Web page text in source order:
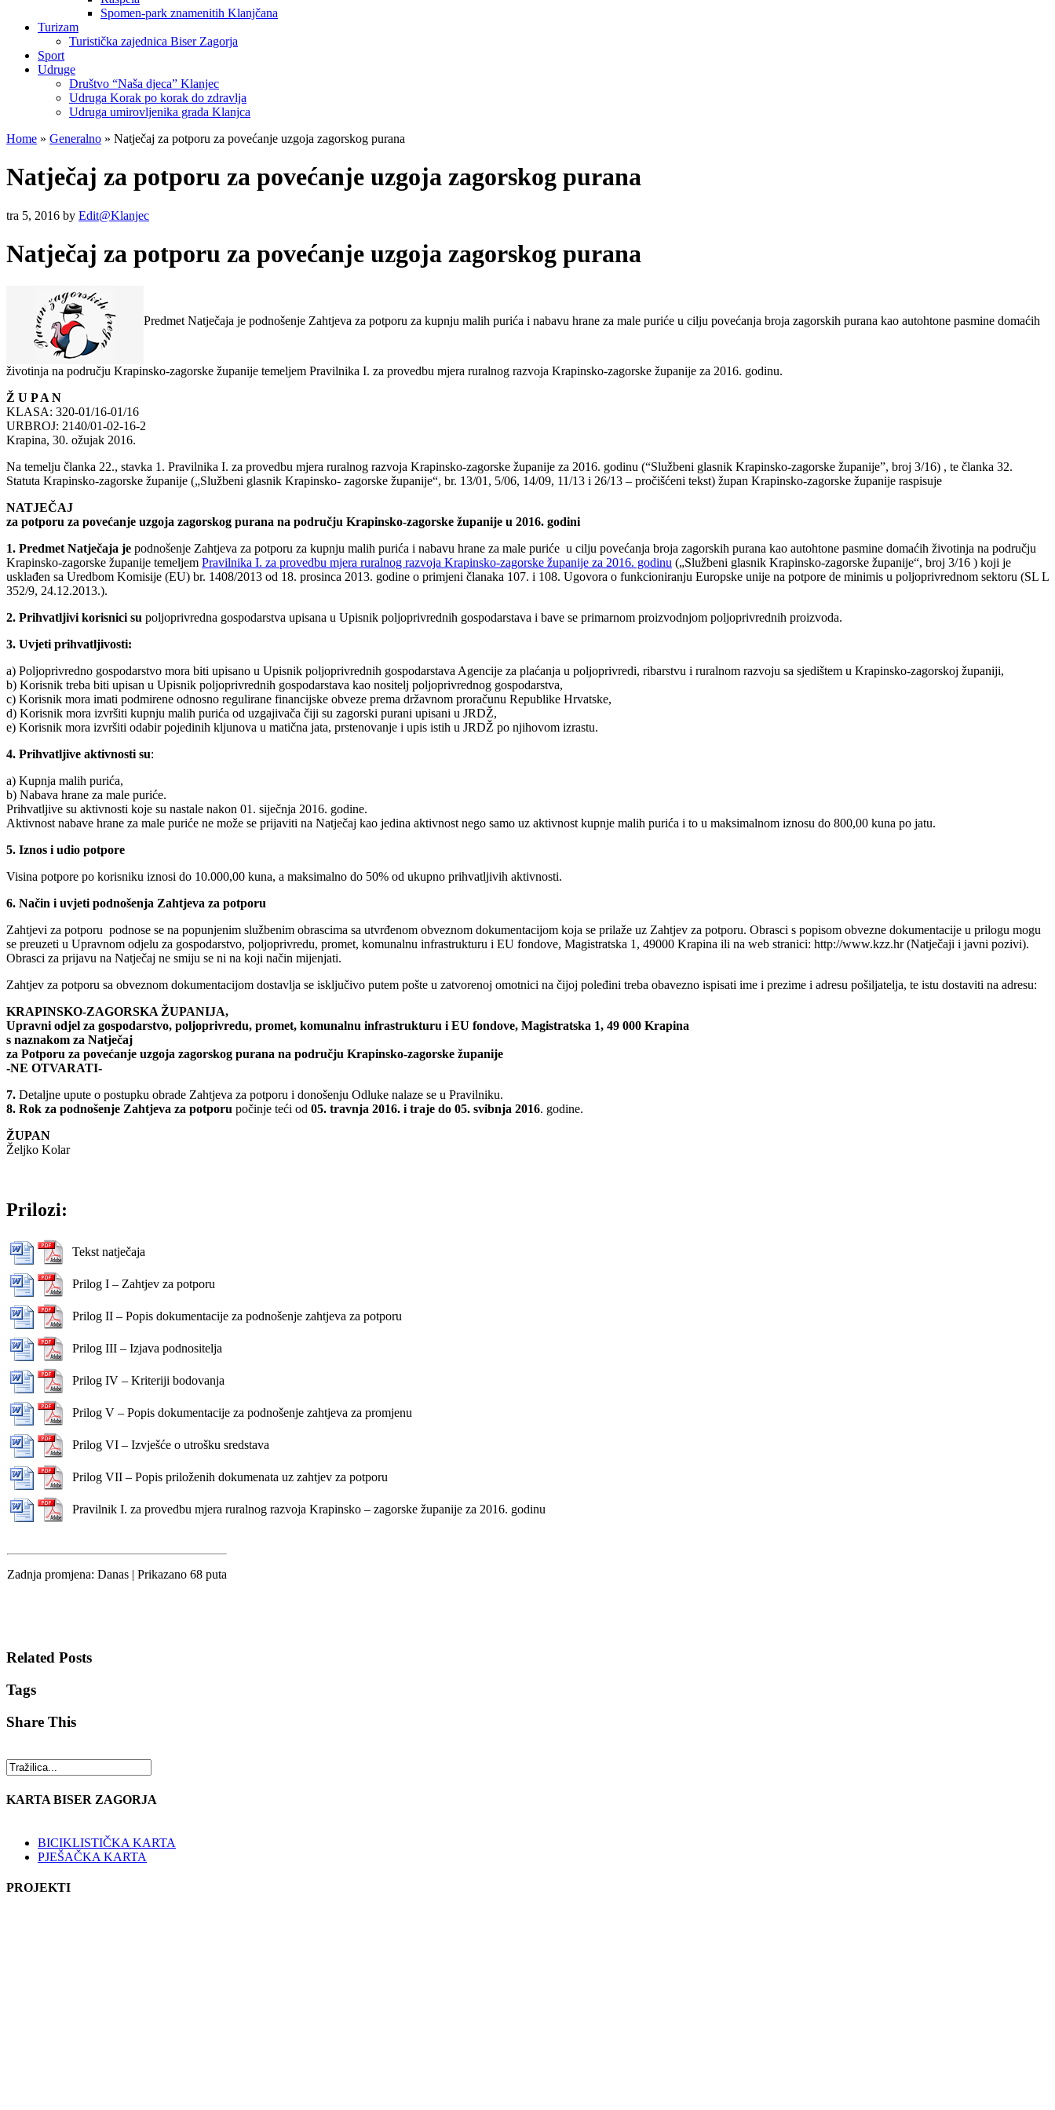
Spomen-park znamenitih Klanjčana
Turizam
Turistička zajednica Biser Zagorja
Sport
Udruge
Društvo “Naša djeca” Klanjec
Udruga Korak po korak do zdravlja
Udruga umirovljenika grada Klanjca
Home » Generalno » Natječaj za potporu za povećanje uzgoja zagorskog purana
Natječaj za potporu za povećanje uzgoja zagorskog purana
tra 5, 2016 by Edit@Klanjec
Natječaj za potporu za povećanje uzgoja zagorskog purana
Predmet Natječaja je podnošenje Zahtjeva za potporu za kupnju malih purića i nabavu hrane za male puriće u cilju povećanja broja zagorskih purana kao autohtone pasmine domaćih
životinja na području Krapinsko-zagorske županije temeljem Pravilnika I. za provedbu mjera ruralnog razvoja Krapinsko-zagorske županije za 2016. godinu.
Ž U P A N
KLASA: 320-01/16-01/16
URBROJ: 2140/01-02-16-2
Krapina, 30. ožujak 2016.
Na temelju članka 22., stavka 1. Pravilnika I. za provedbu mjera ruralnog razvoja Krapinsko-zagorske županije za 2016. godinu (“Službeni glasnik Krapinsko-zagorske županije”, broj 3/16) , te članka 32.
Statuta Krapinsko-zagorske županije („Službeni glasnik Krapinsko- zagorske županije“, br. 13/01, 5/06, 14/09, 11/13 i 26/13 – pročišćeni tekst) župan Krapinsko-zagorske županije raspisuje
NATJEČAJ
za potporu za povećanje uzgoja zagorskog purana na području Krapinsko-zagorske županije u 2016. godini
1. Predmet Natječaja je podnošenje Zahtjeva za potporu za kupnju malih purića i nabavu hrane za male puriće u cilju povećanja broja zagorskih purana kao autohtone pasmine domaćih životinja na području
Krapinsko-zagorske županije temeljem Pravilnika I. za provedbu mjera ruralnog razvoja Krapinsko-zagorske županije za 2016. godinu („Službeni glasnik Krapinsko-zagorske županije“, broj 3/16 ) koji je
usklađen sa Uredbom Komisije (EU) br. 1408/2013 od 18. prosinca 2013. godine o primjeni članaka 107. i 108. Ugovora o funkcioniranju Europske unije na potpore de minimis u poljoprivrednom sektoru (SL L
352/9, 24.12.2013.).
2. Prihvatljivi korisnici su poljoprivredna gospodarstva upisana u Upisnik poljoprivrednih gospodarstava i bave se primarnom proizvodnjom poljoprivrednih proizvoda.
3. Uvjeti prihvatljivosti:
a) Poljoprivredno gospodarstvo mora biti upisano u Upisnik poljoprivrednih gospodarstava Agencije za plaćanja u poljoprivredi, ribarstvu i ruralnom razvoju sa sjedištem u Krapinsko-zagorskoj županiji,
b) Korisnik treba biti upisan u Upisnik poljoprivrednih gospodarstava kao nositelj poljoprivrednog gospodarstva,
c) Korisnik mora imati podmirene odnosno regulirane financijske obveze prema državnom proračunu Republike Hrvatske,
d) Korisnik mora izvršiti kupnju malih purića od uzgajivača čiji su zagorski purani upisani u JRDŽ,
e) Korisnik mora izvršiti odabir pojedinih kljunova u matična jata, prstenovanje i upis istih u JRDŽ po njihovom izrastu.
4. Prihvatljive aktivnosti su:
a) Kupnja malih purića,
b) Nabava hrane za male puriće.
Prihvatljive su aktivnosti koje su nastale nakon 01. siječnja 2016. godine.
Aktivnost nabave hrane za male puriće ne može se prijaviti na Natječaj kao jedina aktivnost nego samo uz aktivnost kupnje malih purića i to u maksimalnom iznosu do 800,00 kuna po jatu.
5. Iznos i udio potpore
Visina potpore po korisniku iznosi do 10.000,00 kuna, a maksimalno do 50% od ukupno prihvatljivih aktivnosti.
6. Način i uvjeti podnošenja Zahtjeva za potporu
Zahtjevi za potporu podnose se na popunjenim službenim obrascima sa utvrđenom obveznom dokumentacijom koja se prilaže uz Zahtjev za potporu. Obrasci s popisom obvezne dokumentacije u prilogu mogu
se preuzeti u Upravnom odjelu za gospodarstvo, poljoprivredu, promet, komunalnu infrastrukturu i EU fondove, Magistratska 1, 49000 Krapina ili na web stranici: http://www.kzz.hr (Natječaji i javni pozivi).
Obrasci za prijavu na Natječaj ne smiju se ni na koji način mijenjati.
Zahtjev za potporu sa obveznom dokumentacijom dostavlja se isključivo putem pošte u zatvorenoj omotnici na čijoj poleđini treba obavezno ispisati ime i prezime i adresu pošiljatelja, te istu dostaviti na adresu:
KRAPINSKO-ZAGORSKA ŽUPANIJA,
Upravni odjel za gospodarstvo, poljoprivredu, promet, komunalnu infrastrukturu i EU fondove, Magistratska 1, 49 000 Krapina
s naznakom za Natječaj
za Potporu za povećanje uzgoja zagorskog purana na području Krapinsko-zagorske županije
-NE OTVARATI-
7. Detaljne upute o postupku obrade Zahtjeva za potporu i donošenju Odluke nalaze se u Pravilniku.
8. Rok za podnošenje Zahtjeva za potporu počinje teći od 05. travnja 2016. i traje do 05. svibnja 2016. godine.
ŽUPAN
Željko Kolar
Prilozi:
Tekst natječaja
Prilog I – Zahtjev za potporu
Prilog II – Popis dokumentacije za podnošenje zahtjeva za potporu
Prilog III – Izjava podnositelja
Prilog IV – Kriteriji bodovanja
Prilog V – Popis dokumentacije za podnošenje zahtjeva za promjenu
Prilog VI – Izvješće o utrošku sredstava
Prilog VII – Popis priloženih dokumenata uz zahtjev za potporu
Pravilnik I. za provedbu mjera ruralnog razvoja Krapinsko – zagorske županije za 2016. godinu
Zadnja promjena: Danas | Prikazano 68 puta
Related Posts
Tags
Share This
KARTA BISER ZAGORJA
BICIKLISTIČKA KARTA
PJEŠAČKA KARTA
PROJEKTI